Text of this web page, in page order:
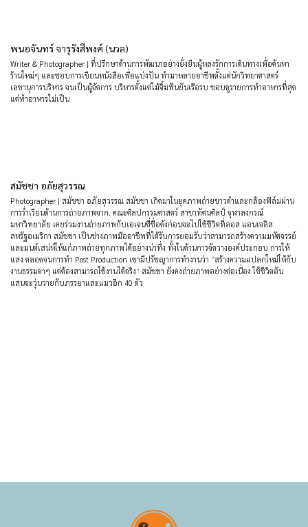
พนอจันทร์ จารุรังสีพงค์ (นวล)
Writer & Photographer | ที่ปรึกษาด้านการพัฒนาอย่างยั่งยืนผู้หลงรักการเดินทางเพื่อค้นหา
ร้านใหม่ๆ และชอบการเขียนหนังสือเพื่อแบ่งปัน ทำมาหลายอาชีพตั้งแต่นักวิทยาศาสตร์
เลขานุการบริหาร จนเป็นผู้จัดการ บริหารตั้งแต่ไม้จิ้มฟันยันเรือรบ ชอบดูรายการทำอาหารที่สุด
แต่ทำอาหารไม่เป็น
สมัชชา อภัยสุวรรณ
Photographer | สมัชชา อภัยสุวรรณ สมัชชา เกิดมาในยุคภาพถ่ายขาวดำและกล้องฟิล์มผ่าน
การร่ำเรียนด้านการถ่ายภาพจาก. คณะศิลปกรรมศาสตร์ สาขาทัศนศิลป์ จุฬาลงกรณ์
มหาวิทยาลัย เคยร่วมงานถ่ายภาพกับเอเจนซี่ชื่อดังก่อนจะไปใช้ชีวิตที่ลอส แอนเจลิส
สหรัฐอเมริกา สมัชชา เป็นช่างภาพมืออาชีพที่ได้รับการยอมรับว่าสามารถสร้างความมหัศจรรย์
และมนต์เสน่ห์ให้แก่ภาพถ่ายทุกภาพได้อย่างน่าทึ่ง ทั้งในด้านการจัดวางองค์ประกอบ การให้
แสง ตลอดจนการทำ Post Production เขามีปรัชญาการทำงานว่า “สร้างความแปลกใหม่ให้กับ
งานธรรมดาๆ แต่ต้องสามารถใช้งานได้จริง” สมัชชา ยังคงถ่ายภาพอย่างต่อเนื่อง ใช้ชีวิตอัน
แสนจะวุ่นวายกับภรรยาและแมวอีก 40 ตัว